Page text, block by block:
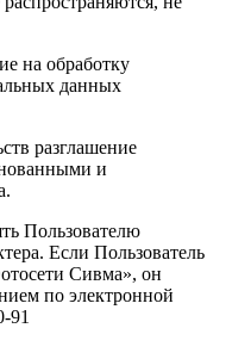
на обработку
данных
разглашение
и
Пользователю
Если Пользователь
Сивма», он
по электронной
91